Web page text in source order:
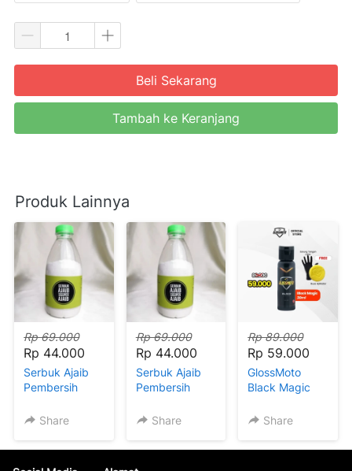
`
Beli Sekarang
`
Tambah ke Keranjang
Produk Lainnya
Rp 69.000
Rp 44.000
Serbuk Ajaib
Pembersih
Share
Rp 69.000
Rp 44.000
Serbuk Ajaib
Pembersih
Share
Rp 89.000
Rp 59.000
GlossMoto
Black Magic
Share